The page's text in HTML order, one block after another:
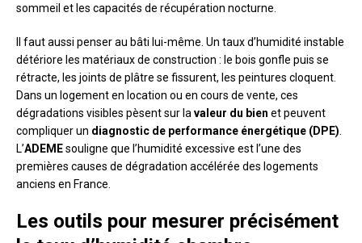
sommeil et les capacités de récupération nocturne.
Il faut aussi penser au bâti lui-même. Un taux d’humidité instable
détériore les matériaux de construction : le bois gonfle puis se
rétracte, les joints de plâtre se fissurent, les peintures cloquent.
Dans un logement en location ou en cours de vente, ces
dégradations visibles pèsent sur la valeur du bien et peuvent
compliquer un diagnostic de performance énergétique (DPE)
L’ADEMEsouligne que l’humidité excessive est l’une des
premières causes de dégradation accélérée des logements
anciens en France.
Les outils pour mesurer précisément